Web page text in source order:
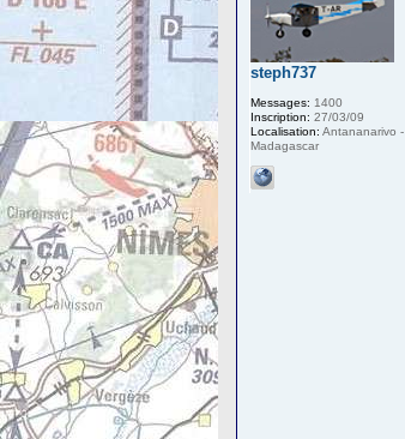
steph737
Messages: 1400
Inscription: 27/03/09
Localisation: Antananarivo -
Madagascar